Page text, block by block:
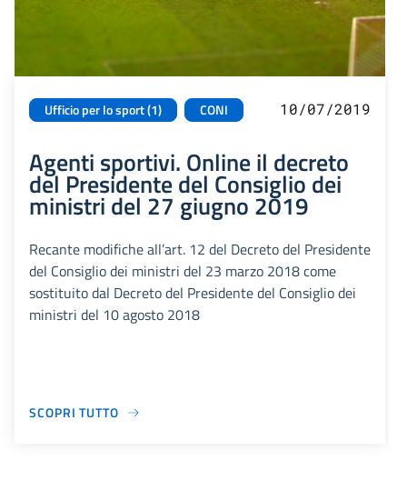
Ufficio per lo sport (1) CONI 10/07/2019
Agenti sportivi. Online il decreto
del Presidente del Consiglio dei
ministri del 27 giugno 2019
Recante modifiche all’art. 12 del Decreto del Presidente
del Consiglio dei ministri del 23 marzo 2018 come
sostituito dal Decreto del Presidente del Consiglio dei
ministri del 10 agosto 2018
SCOPRI TUTTO